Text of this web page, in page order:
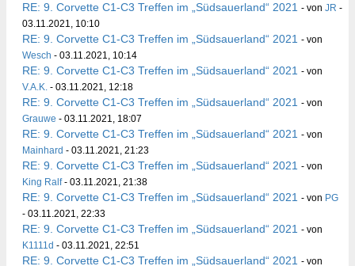
RE: 9. Corvette C1-C3 Treffen im „Südsauerland“ 2021 - von JR -
03.11.2021, 10:10
RE: 9. Corvette C1-C3 Treffen im „Südsauerland“ 2021 - von
Wesch - 03.11.2021, 10:14
RE: 9. Corvette C1-C3 Treffen im „Südsauerland“ 2021 - von
V.A.K. - 03.11.2021, 12:18
RE: 9. Corvette C1-C3 Treffen im „Südsauerland“ 2021 - von
Grauwe - 03.11.2021, 18:07
RE: 9. Corvette C1-C3 Treffen im „Südsauerland“ 2021 - von
Mainhard - 03.11.2021, 21:23
RE: 9. Corvette C1-C3 Treffen im „Südsauerland“ 2021 - von
King Ralf- 03.11.2021, 21:38
RE: 9. Corvette C1-C3 Treffen im „Südsauerland“ 2021 - von PG
- 03.11.2021, 22:33
RE: 9. Corvette C1-C3 Treffen im „Südsauerland“ 2021 - von
K1111d - 03.11.2021, 22:51
RE: 9. Corvette C1-C3 Treffen im „Südsauerland“ 2021 - von